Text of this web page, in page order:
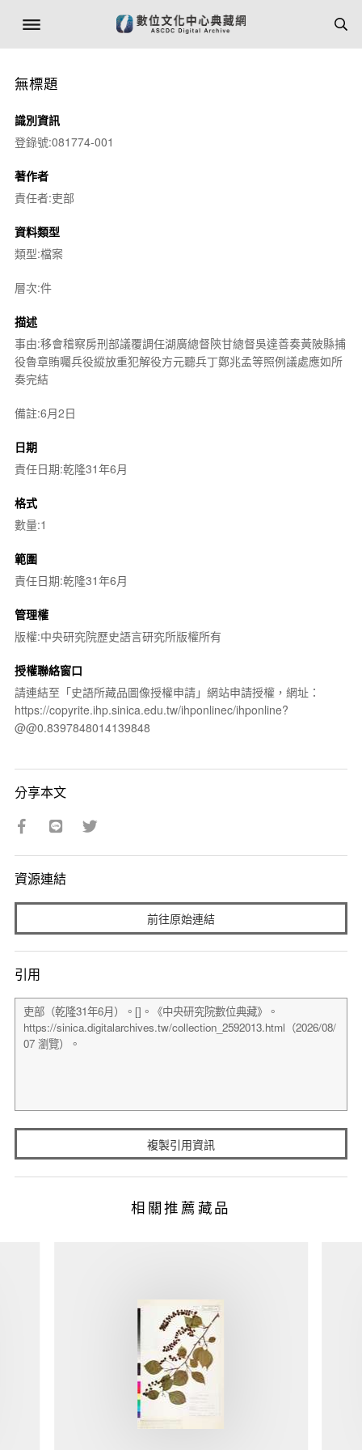
無標題
識別資訊
登錄號:081774-001
著作者
責任者:吏部
資料類型
類型:檔案
層次:件
描述
事由:移會稽察房刑部議覆調任湖廣總督陝甘總督吳達善奏黃陂縣捕
役魯章賄囑兵役縱放重犯解役方元聽兵丁鄭兆孟等照例議處應如所
奏完結
備註:6月2日
日期
責任日期:乾隆31年6月
格式
數量:1
範圍
責任日期:乾隆31年6月
管理權
版權:中央研究院歷史語言研究所版權所有
授權聯絡窗口
請連結至「史語所藏品圖像授權申請」網站申請授權，網址：
https://copyrite.ihp.sinica.edu.tw/ihponlinec/ihponline?
@@0.8397848014139848
分享本文
資源連結
前往原始連結
引用
複製引用資訊
相關推薦藏品